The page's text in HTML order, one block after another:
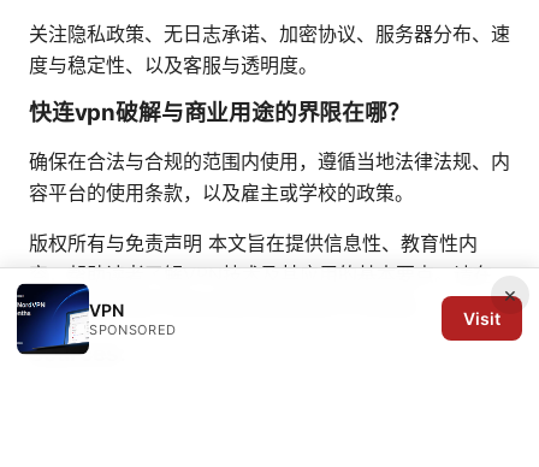
关注隐私政策、无日志承诺、加密协议、服务器分布、速
度与稳定性、以及客服与透明度。
快连vpn破解与商业用途的界限在哪？
确保在合法与合规的范围内使用，遵循当地法律法规、内
容平台的使用条款，以及雇主或学校的政策。
版权所有与免责声明 本文旨在提供信息性、教育性内
容，帮助读者了解VPN技术及其应用的基本要点。请在
使用VPN时遵守当地法律法规及相关平台条款。
Sources:
×
VPN
SPONSORED
Visit